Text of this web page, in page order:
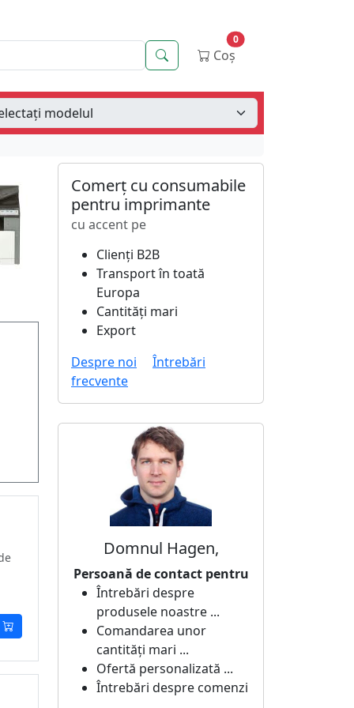
CăutareCoș
0
Comerț cu consumabile
pentru imprimante
cu accent pe
Clienți B2B
Transport în toată
Europa
Cantități mari
Export
Despre noi
Întrebări
frecvente
Domnul Hagen,
Persoană de contact pentru
Întrebări despre
produsele noastre ...
Comandarea unor
cantități mari ...
Ofertă personalizată ...
Întrebări despre comenzi